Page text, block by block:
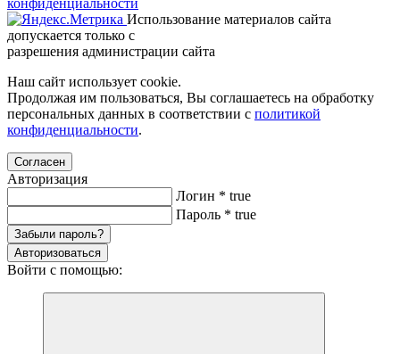
конфиденциальности
Использование материалов сайта
допускается только с
разрешения администрации сайта
Наш сайт использует cookie.
Продолжая им пользоваться, Вы соглашаетесь на обработку
персональных данных в соответствии с политикой
конфиденциальности.
Согласен
Авторизация
Логин * true
Пароль * true
Забыли пароль?
Авторизоваться
Войти с помощью: